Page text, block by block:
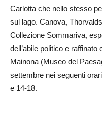
Carlotta che nello stesso
sul lago. Canova,
Collezione Sommariva,
dell’abile politico e
Mainona (Museo del
settembre nei seguenti
e 14-18.